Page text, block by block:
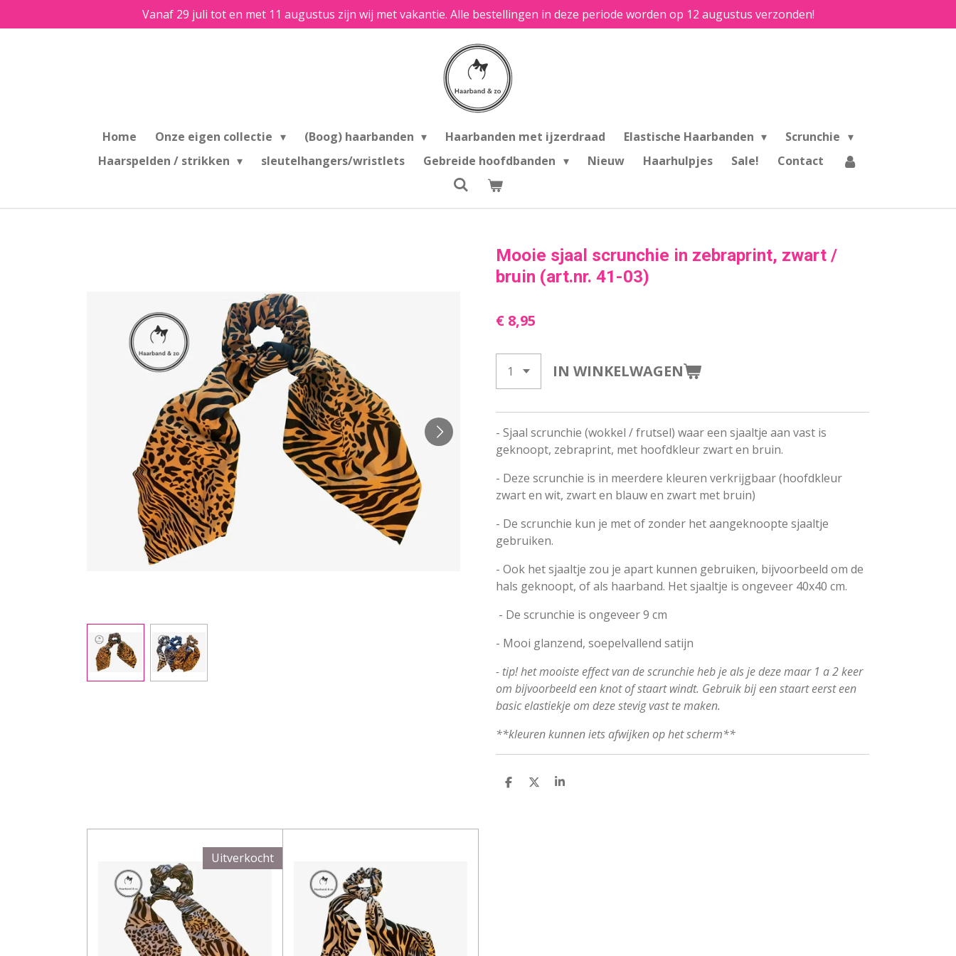
direct
Vanaf 29 juli tot en met 11 augustus zijn wij met vakantie. Alle bestellingen in deze periode worden op 12 augustus verzonden!
Home Onze eigen collectie (Boog) haarbanden Haarbanden met ijzerdraad Elastische Haarbanden
Scrunchie
Haarspelden / strikken
sleutelhangers/wristlets Gebreide hoofdbanden Nieuw Haarhulpjes Sale! Contact
Mooie sjaal scrunchie in zebraprint, zwart /
bruin (art.nr. 41-03)
€ 8,95
IN WINKELWAGEN
- Sjaal scrunchie (wokkel / frutsel) waar een sjaaltje aan vast is
geknoopt, zebraprint, met hoofdkleur zwart en bruin.
- Deze scrunchie is in meerdere kleuren verkrijgbaar (hoofdkleur
zwart en wit, zwart en blauw en zwart met bruin)
- De scrunchie kun je met of zonder het aangeknoopte sjaaltje
gebruiken.
- Ook het sjaaltje zou je apart kunnen gebruiken, bijvoorbeeld om de
hals geknoopt, of als haarband. Het sjaaltje is ongeveer 40x40 cm.
- De scrunchie is ongeveer 9 cm
- Mooi glanzend, soepelvallend satijn
- tip! het mooiste effect van de scrunchie heb je als je deze maar 1 a 2 keer
om bijvoorbeeld een knot of staart windt. Gebruik bij een staart eerst een
basic elastiekje om deze stevig vast te maken.
**kleuren kunnen iets afwijken op het scherm**
D
D
S
Uitverkocht